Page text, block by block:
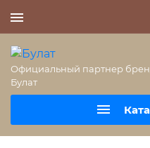
Официальный партнер
Булат